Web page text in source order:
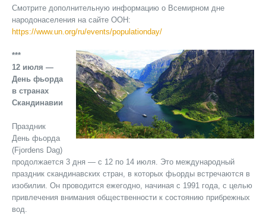
Смотрите дополнительную информацию о Всемирном дне
народонаселения на сайте ООН:
https://www.un.org/ru/events/populationday/
***
12 июля —
День фьорда
в странах
Скандинавии
Праздник
День фьорда
(Fjordens Dag)
продолжается 3 дня — с 12 по 14 июля. Это международный
праздник скандинавских стран, в которых фьорды встречаются в
изобилии. Он проводится ежегодно, начиная с 1991 года, с целью
привлечения внимания общественности к состоянию прибрежных
вод.